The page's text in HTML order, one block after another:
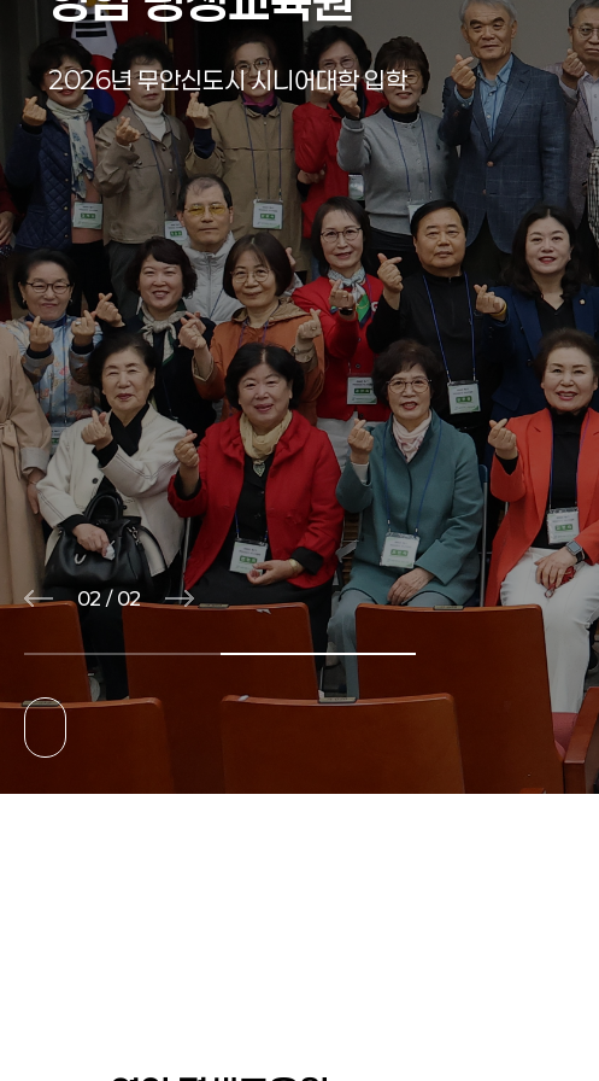
2026년 영암군 시니어대학 입학식
2026년 무안신도시 시니어대학 입학
2026년 영암군 시니어대학 입학식
2026년 무안신도시 시니어대학 입학
2026년 영암군 시니어대학 입학식
2026년 무안신도시 시니어대학 입학
01 / 02